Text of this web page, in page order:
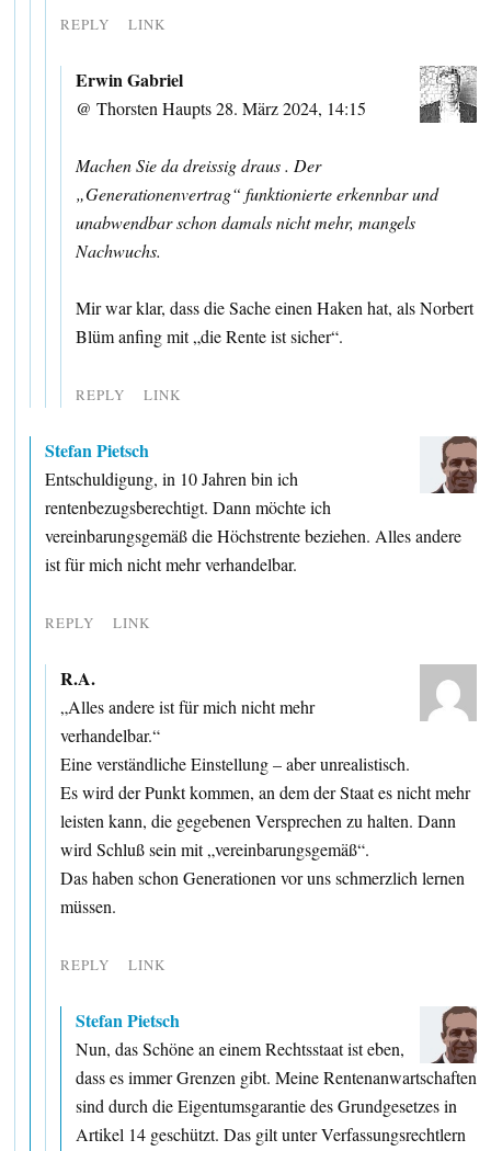
REPLY LINK
Erwin Gabriel
@ Thorsten Haupts 28. März 2024, 14:15
Machen Sie da dreissig draus . Der
„Generationenvertrag“ funktionierte erkennbar und
unabwendbar schon damals nicht mehr, mangels
Nachwuchs.
Mir war klar, dass die Sache einen Haken hat, als Norbert
Blüm anfing mit „die Rente ist sicher“.
REPLY LINK
Stefan Pietsch
Entschuldigung, in 10 Jahren bin ich
rentenbezugsberechtigt. Dann möchte ich
vereinbarungsgemäß die Höchstrente beziehen. Alles andere
ist für mich nicht mehr verhandelbar.
REPLY LINK
R.A.
„Alles andere ist für mich nicht mehr
verhandelbar.“
Eine verständliche Einstellung – aber unrealistisch.
Es wird der Punkt kommen, an dem der Staat es nicht mehr
leisten kann, die gegebenen Versprechen zu halten. Dann
wird Schluß sein mit „vereinbarungsgemäß“.
Das haben schon Generationen vor uns schmerzlich lernen
müssen.
REPLY LINK
Stefan Pietsch
Nun, das Schöne an einem Rechtsstaat ist eben,
dass es immer Grenzen gibt. Meine Rentenanwartschaften
sind durch die Eigentumsgarantie des Grundgesetzes in
Artikel 14 geschützt. Das gilt unter Verfassungsrechtlern